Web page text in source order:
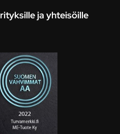
ja yhteisöille